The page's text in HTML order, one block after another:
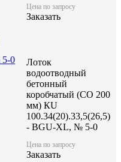
Цена по запросу
Заказать
Лоток
водоотводный
бетонный
коробчатый (CO 200
мм) КU
100.34(20).33,5(26,5)
- BGU-XL, № 5-0
Цена по запросу
Заказать